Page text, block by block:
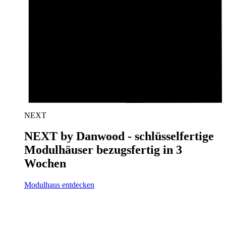
NEXT
NEXT by Danwood - schlüsselfertige
Modulhäuser bezugsfertig in 3
Wochen
Modulhaus entdecken